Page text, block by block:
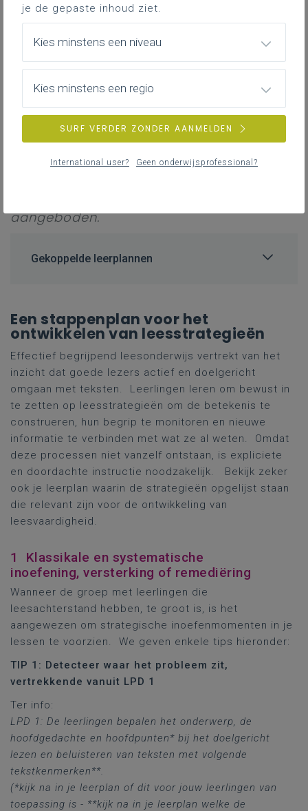
Na het eerste trimester tonen evaluaties
welke leerlingen sterk lezen en wie nood
op proces en groei; dit artikel biedt
daarvoor een meteen inzetbaar
stappenplan voor klassikale en individuele
aanpak. Daarnaast loont het zeker de
moeite om op Klascement de
themapagina ‘Taaltrekkers’ te verkennen,
aangeboden.
Gekoppelde leerplannen
Een stappenplan voor het
ontwikkelen van leesstrategieën
Effectief begrijpend leesonderwijs vertrekt van het
inzicht dat goede lezers actief en doelgericht
omgaan met teksten. Leerlingen leren om bewust in
te zetten op leesstrategieën om de betekenis te
construeren, hun begrip te monitoren en nieuwe
informatie te verbinden met wat ze al weten. Omdat
deze processen niet vanzelf ontstaan, is expliciete
en doordachte instructie noodzakelijk. Bekijk zeker
ook je leerplan waarin de strategieën opgelijst staan
die relevant zijn voor de ontwikkeling van
leesvaardigheid.
1 Klassikale en systematische
inoefening, versterking of remediëring
Wanneer de groep met leerlingen die
leesachterstand hebben, te groot is, is het
aangewezen om strategische inoefenmomenten in je
lessen te voorzien. We geven enkele tips hieronder:
TIP 1: Detecteer waar het probleem zit,
vertrekkende vanuit LPD 1
Ter info:
LPD 1: De leerlingen bepalen het onderwerp, de
hoofdgedachte en hoofdpunten* bij het doelgericht
lezen en beluisteren van teksten met volgende
tekstkenmerken**.
(*kijk na in je leerplan of dit voor jouw leerlingen van
toepassing is - **kijk na in je leerplan welke de
je de gepaste inhoud ziet.
Kies minstens een niveau
Kies minstens een regio
SURF VERDER ZONDER AANMELDEN
International user? Geen onderwijsprofessional?